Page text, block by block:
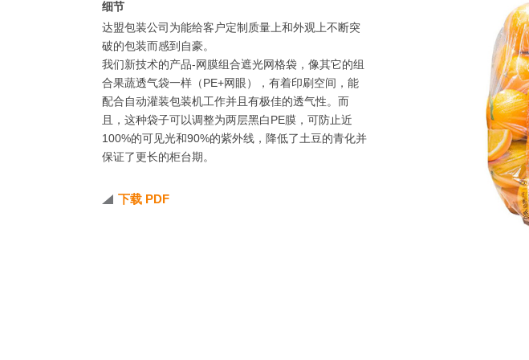
细节
达盟包装公司为能给客户定制质量上和外观上不断突
破的包装而感到自豪。
我们新技术的产品-网膜组合遮光网格袋，像其它的组
合果蔬透气袋一样（PE+网眼），有着印刷空间，能
配合自动灌装包装机工作并且有极佳的透气性。而
且，这种袋子可以调整为两层黑白PE膜，可防止近
100%的可见光和90%的紫外线，降低了土豆的青化并
保证了更长的柜台期。
下载 PDF